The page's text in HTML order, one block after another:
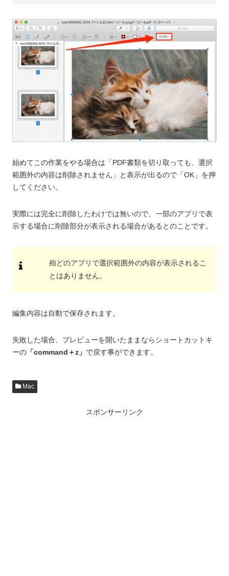
始めてこの作業をやる場合は「PDF書類を切り取っても、選択
範囲外の内容は削除されません」と表示が出るので「OK」を押
してください。
実際には完全に削除したわけでは無いので、一部のアプリで表
示する場合に削除部分が表示される場合があるとのことです。
殆どのアプリで選択範囲外の内容が表示されるこ
とはありません。
編集内容は自動で保存されます。
失敗した場合、プレビューを開いたままならショートカットキ
ーの 「command＋z」 で戻す事ができます。
Mac
スポンサーリンク